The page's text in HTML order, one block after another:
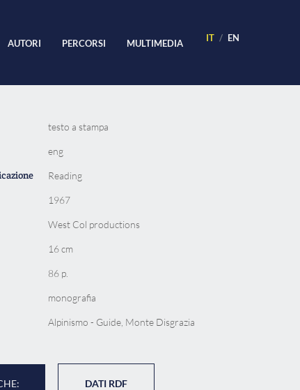
AUTORI PERCORSI MULTIMEDIA IT EN
testo a stampa
eng
Reading
1967
West Col productions
16 cm
86 p.
monografia
Alpinismo - Guide, Monte Disgrazia
DATI RDF